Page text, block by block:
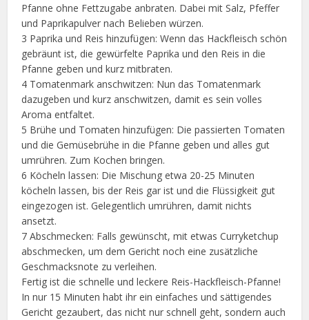
Pfanne ohne Fettzugabe anbraten. Dabei mit Salz, Pfeffer
und Paprikapulver nach Belieben würzen.
3 Paprika und Reis hinzufügen: Wenn das Hackfleisch schön
gebräunt ist, die gewürfelte Paprika und den Reis in die
Pfanne geben und kurz mitbraten.
4 Tomatenmark anschwitzen: Nun das Tomatenmark
dazugeben und kurz anschwitzen, damit es sein volles
Aroma entfaltet.
5 Brühe und Tomaten hinzufügen: Die passierten Tomaten
und die Gemüsebrühe in die Pfanne geben und alles gut
umrühren. Zum Kochen bringen.
6 Köcheln lassen: Die Mischung etwa 20-25 Minuten
köcheln lassen, bis der Reis gar ist und die Flüssigkeit gut
eingezogen ist. Gelegentlich umrühren, damit nichts
ansetzt.
7 Abschmecken: Falls gewünscht, mit etwas Curryketchup
abschmecken, um dem Gericht noch eine zusätzliche
Geschmacksnote zu verleihen.
Fertig ist die schnelle und leckere Reis-Hackfleisch-Pfanne!
In nur 15 Minuten habt ihr ein einfaches und sättigendes
Gericht gezaubert, das nicht nur schnell geht, sondern auch